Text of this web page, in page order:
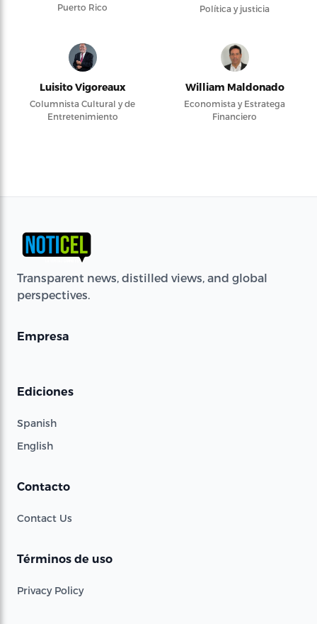
Puerto Rico
Política y justicia
Luisito Vigoreaux
Columnista Cultural y de
Entretenimiento
William Maldonado
Economista y Estratega
Financiero
Transparent news, distilled views, and global
perspectives.
Empresa
Ediciones
Spanish
English
Contacto
Contact Us
Términos de uso
Privacy Policy